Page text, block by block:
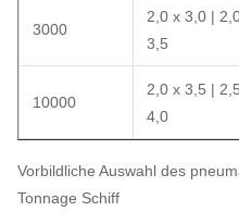
3000
2,0 x 3,0 |
3,5
10000
2,0 x 3,5 |
4,0
Vorbildliche Auswahl des
Tonnage Schiff